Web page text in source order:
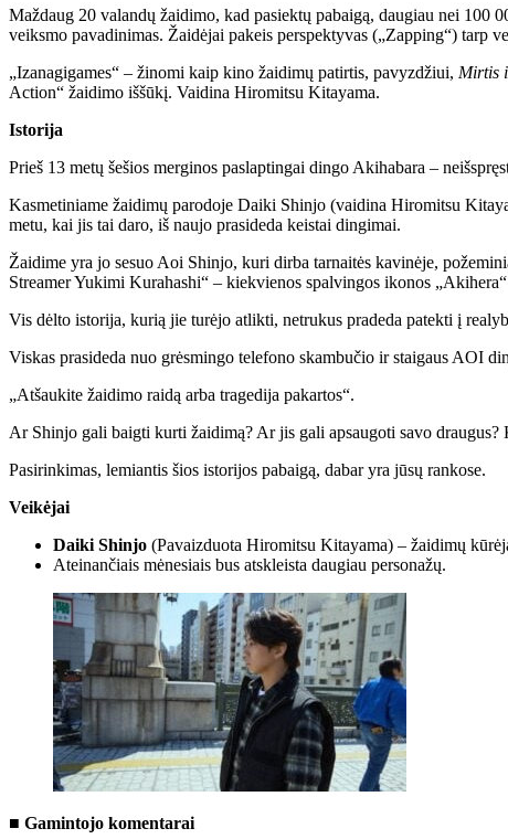
Maždaug 20 valandų žaidimo, kad pasiektų pabaigą, daugiau nei 100
veiksmo pavadinimas. Žaidėjai pakeis perspektyvas („Zapping“) tarp
„Izanagigames“ – žinomi kaip kino žaidimų patirtis, pavyzdžiui, Mirtis
Action“ žaidimo iššūkį. Vaidina Hiromitsu Kitayama.
Istorija
Prieš 13 metų šešios merginos paslaptingai dingo Akihabara –
Kasmetiniame žaidimų parodoje Daiki Shinjo (vaidina Hiromitsu
metu, kai jis tai daro, iš naujo prasideda keistai dingimai.
Žaidime yra jo sesuo Aoi Shinjo, kuri dirba tarnaitės kavinėje,
Streamer Yukimi Kurahashi“ – kiekvienos spalvingos ikonos
Vis dėlto istorija, kurią jie turėjo atlikti, netrukus pradeda patekti į
Viskas prasideda nuo grėsmingo telefono skambučio ir staigaus AOI
„Atšaukite žaidimo raidą arba tragedija pakartos“.
Ar Shinjo gali baigti kurti žaidimą? Ar jis gali apsaugoti savo
Pasirinkimas, lemiantis šios istorijos pabaigą, dabar yra jūsų rankose.
Veikėjai
Daiki Shinjo (Pavaizduota Hiromitsu Kitayama) – žaidimų
Ateinančiais mėnesiais bus atskleista daugiau personažų.
■ Gamintojo komentarai